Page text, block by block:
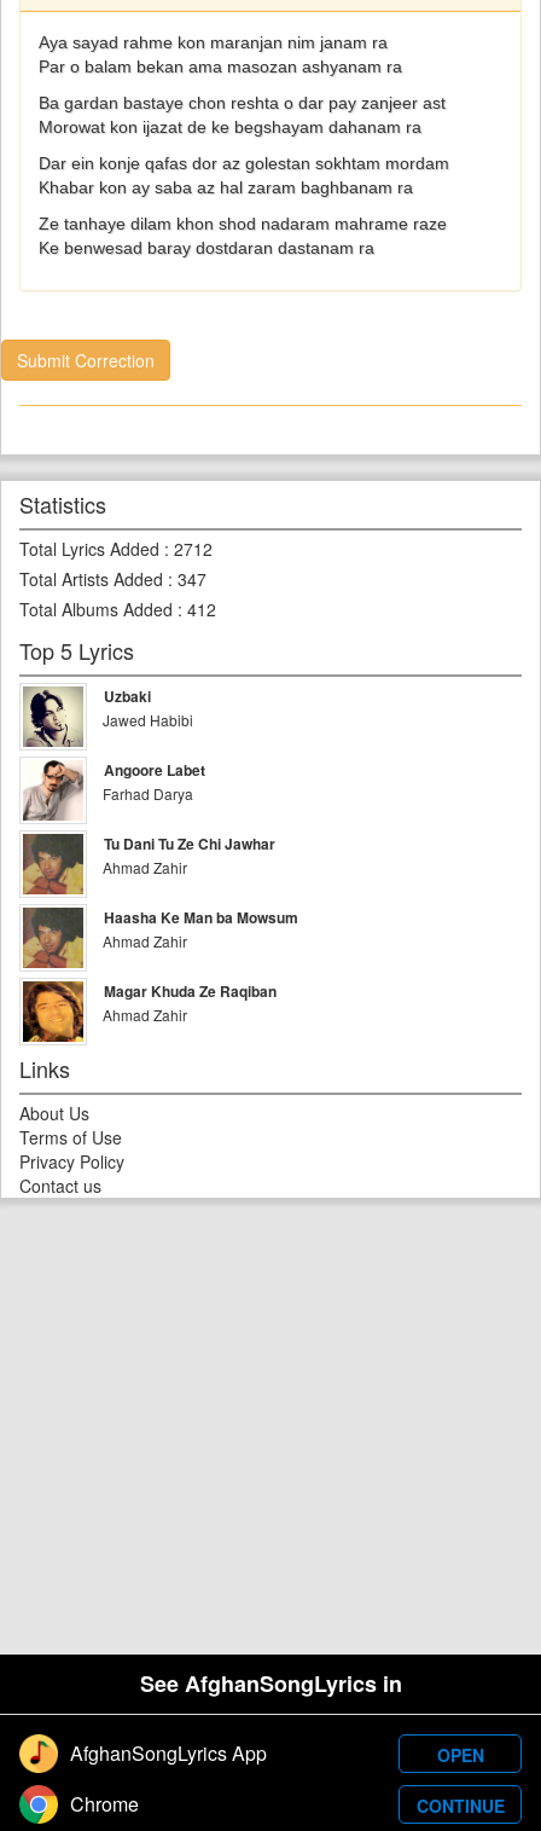
See AfghanSongLyrics in
AfghanSongLyrics App OPEN
Chrome CONTINUE
Aya sayad rahme kon maranjan nim janam ra
Par o balam bekan ama masozan ashyanam ra
Ba gardan bastaye chon reshta o dar pay zanjeer ast
Morowat kon ijazat de ke begshayam dahanam ra
Dar ein konje qafas dor az golestan sokhtam mordam
Khabar kon ay saba az hal zaram baghbanam ra
Ze tanhaye dilam khon shod nadaram mahrame raze
Ke benwesad baray dostdaran dastanam ra
Submit Correction
Statistics
Total Lyrics Added : 2712
Total Artists Added : 347
Total Albums Added : 412
Top 5 Lyrics
Uzbaki
Jawed Habibi
Angoore Labet
Farhad Darya
Tu Dani Tu Ze Chi Jawhar
Ahmad Zahir
Haasha Ke Man ba Mowsum
Ahmad Zahir
Magar Khuda Ze Raqiban
Ahmad Zahir
Links
About Us
Terms of Use
Privacy Policy
Contact us
Designed and developed by Samim Wafa. Â© 2026